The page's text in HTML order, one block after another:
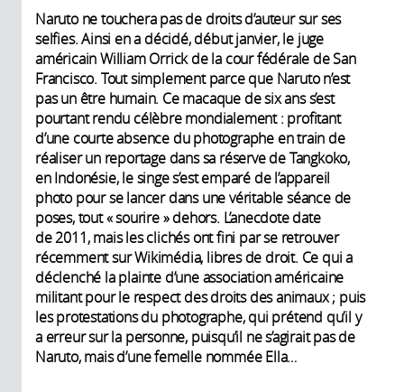
Naruto ne touchera pas de droits d’auteur sur ses
selfies. Ainsi en a décidé, début janvier, le juge
américain William Orrick de la cour fédérale de San
Francisco. Tout simplement parce que Naruto n’est
pas un être humain. Ce macaque de six ans s’est
pourtant rendu célèbre mondialement : profitant
d’une courte absence du photographe en train de
réaliser un reportage dans sa réserve de Tangkoko,
en Indonésie, le singe s’est emparé de l’appareil
photo pour se lancer dans une véritable séance de
poses, tout « sourire » dehors. L’anecdote date
de 2011, mais les clichés ont fini par se retrouver
récemment sur Wikimédia, libres de droit. Ce qui a
déclenché la plainte d’une association américaine
militant pour le respect des droits des animaux ; puis
les protestations du photographe, qui prétend qu’il y
a erreur sur la personne, puisqu’il ne s’agirait pas de
Naruto, mais d’une femelle nommée Ella…